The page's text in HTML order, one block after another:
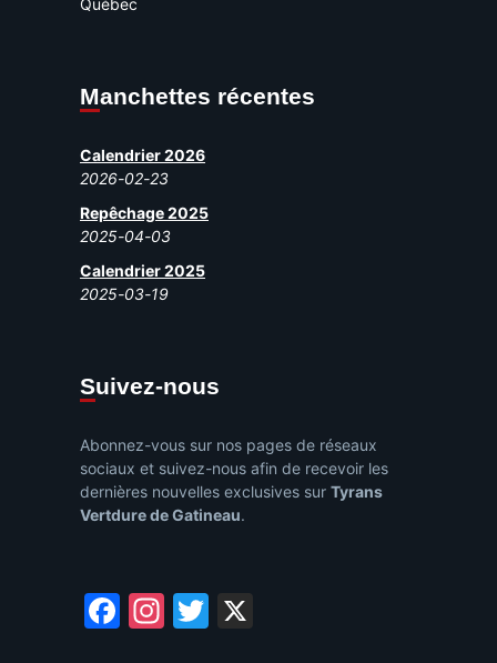
Québec
Manchettes récentes
Calendrier 2026
2026-02-23
Repêchage 2025
2025-04-03
Calendrier 2025
2025-03-19
Suivez-nous
Abonnez-vous sur nos pages de réseaux
sociaux et suivez-nous afin de recevoir les
dernières nouvelles exclusives sur Tyrans
Vertdure de Gatineau.
Facebook
Instagram
Twitter